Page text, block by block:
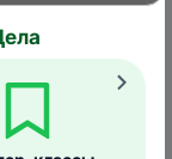
зависит